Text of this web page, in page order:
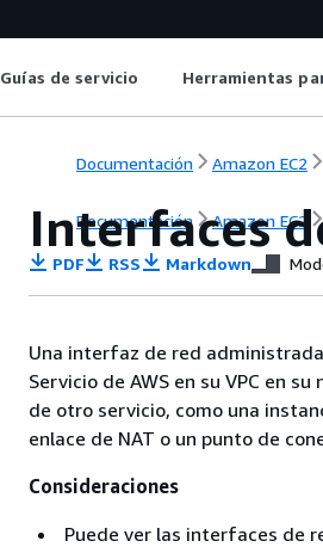
Guías de servicio Herramientas
Documentación Amazon EC2
Documentación Amazon EC2
Interfaces
PDF RSS Markdown
Una interfaz de red
Servicio de AWS en su VPC en
de otro servicio, como una
enlace de NAT o un punto de
Consideraciones
Puede ver las interfaces de